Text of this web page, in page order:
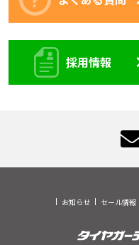
採用情報
お知らせ セール情報